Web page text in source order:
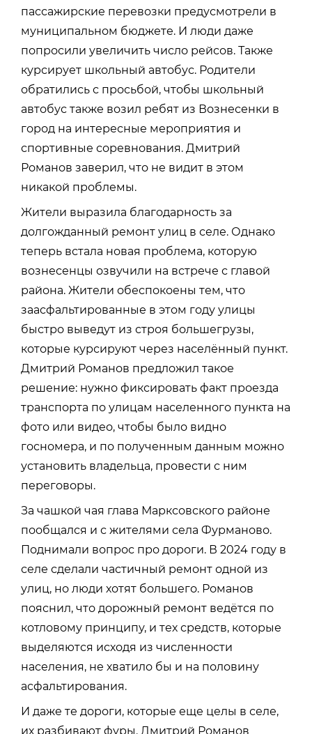
пассажирские перевозки предусмотрели в
муниципальном бюджете. И люди даже
попросили увеличить число рейсов. Также
курсирует школьный автобус. Родители
обратились с просьбой, чтобы школьный
автобус также возил ребят из Вознесенки в
город на интересные мероприятия и
спортивные соревнования. Дмитрий
Романов заверил, что не видит в этом
никакой проблемы.
Жители выразила благодарность за
долгожданный ремонт улиц в селе. Однако
теперь встала новая проблема, которую
вознесенцы озвучили на встрече с главой
района. Жители обеспокоены тем, что
заасфальтированные в этом году улицы
быстро выведут из строя большегрузы,
которые курсируют через населённый пункт.
Дмитрий Романов предложил такое
решение: нужно фиксировать факт проезда
транспорта по улицам населенного пункта на
фото или видео, чтобы было видно
госномера, и по полученным данным можно
установить владельца, провести с ним
переговоры.
За чашкой чая глава Марксовского районе
пообщался и с жителями села Фурманово.
Поднимали вопрос про дороги. В 2024 году в
селе сделали частичный ремонт одной из
улиц, но люди хотят большего. Романов
пояснил, что дорожный ремонт ведётся по
котловому принципу, и тех средств, которые
выделяются исходя из численности
населения, не хватило бы и на половину
асфальтирования.
И даже те дороги, которые еще целы в селе,
их разбивают фуры. Дмитрий Романов